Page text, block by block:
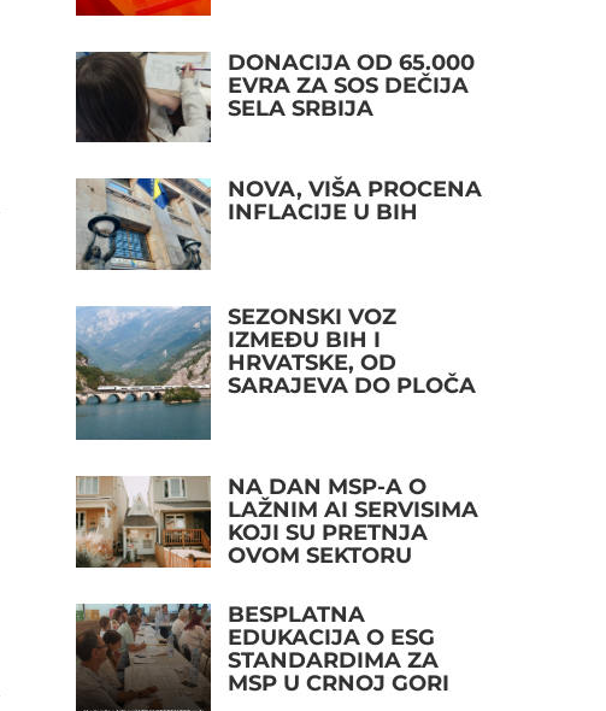
DONACIJA OD 65.000
EVRA ZA SOS DEČIJA
SELA SRBIJA
NOVA, VIŠA PROCENA
INFLACIJE U BIH
SEZONSKI VOZ
IZMEĐU BIH I
HRVATSKE, OD
SARAJEVA DO PLOČA
NA DAN MSP-A O
LAŽNIM AI SERVISIMA
KOJI SU PRETNJA
OVOM SEKTORU
BESPLATNA
EDUKACIJA O ESG
STANDARDIMA ZA
MSP U CRNOJ GORI